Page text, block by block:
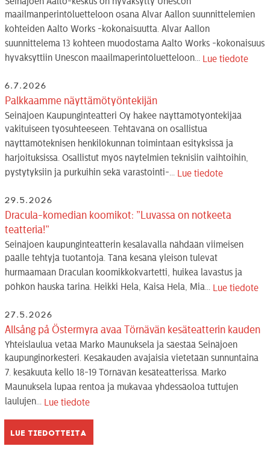
maailmanperintöluetteloon osana Alvar Aallon suunnittelemien
kohteiden Aalto Works -kokonaisuutta. Alvar Aallon
suunnittelema 13 kohteen muodostama Aalto Works -kokonaisuus
hyväksyttiin Unescon maailmaperintöluetteloon... Lue tiedote
6.7.2026
Palkkaamme näyttämötyöntekijän
Seinäjoen Kaupunginteatteri Oy hakee näyttämötyöntekijää
vakituiseen työsuhteeseen. Tehtävänä on osallistua
näyttämöteknisen henkilökunnan toimintaan esityksissä ja
harjoituksissa. Osallistut myös näytelmien teknisiin vaihtoihin,
pystytyksiin ja purkuihin sekä varastointi-... Lue tiedote
29.5.2026
Dracula-komedian koomikot: ”Luvassa on notkeeta
teatteria!”
Seinäjoen kaupunginteatterin kesälavalla nähdään viimeisen
päälle tehtyjä tuotantoja. Tänä kesänä yleisön tulevat
hurmaamaan Draculan koomikkokvartetti, huikea lavastus ja
pöhkön hauska tarina. Heikki Hela, Kaisa Hela, Mia... Lue tiedote
27.5.2026
Allsång på Östermyra avaa Törnävän kesäteatterin kauden
Yhteislaulua vetää Marko Maunuksela ja säestää Seinäjoen
kaupunginorkesteri. Kesäkauden avajaisia vietetään sunnuntaina
7. kesäkuuta kello 18-19 Törnävän kesäteatterissa. Marko
Maunuksela lupaa rentoa ja mukavaa yhdessäoloa tuttujen
laulujen... Lue tiedote
Lue tiedotteita